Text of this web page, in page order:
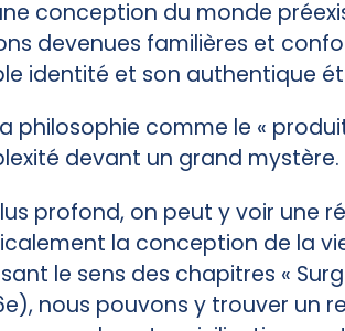
conception du monde
devenues familières et
identité et son authentique
philosophie comme le «
devant un grand mystère.
profond, on peut y voir une
la conception de la
le sens des chapitres «
nous pouvons y trouver un